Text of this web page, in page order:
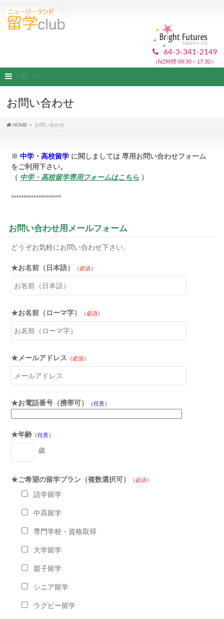
64-3-341-2149
（NZ時間 09:30～17:30）
MENU
お問い合わせ
HOME » お問い合わせ
※中学・高校留学 に関しましては 専用お問い合わせフォーム
をご利用下さい。
（ 中学・高校留学専用フォームはこちら ）
********************
お問い合わせ用メールフォーム
どうぞお気軽にお問い合わせ下さい。
★お名前（日本語） （必須）
★お名前（ローマ字） （必須）
★メールアドレス （必須）
★お電話番号（携帯可） （任意）
★年齢 （任意）
歳
★ご希望の留学プラン（複数選択可） （必須）
語学留学
中高留学
専門学校・資格取得
大学留学
親子留学
シニア留学
ラグビー留学